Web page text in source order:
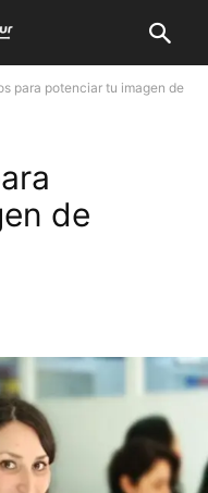
para potenciar tu imagen de
de